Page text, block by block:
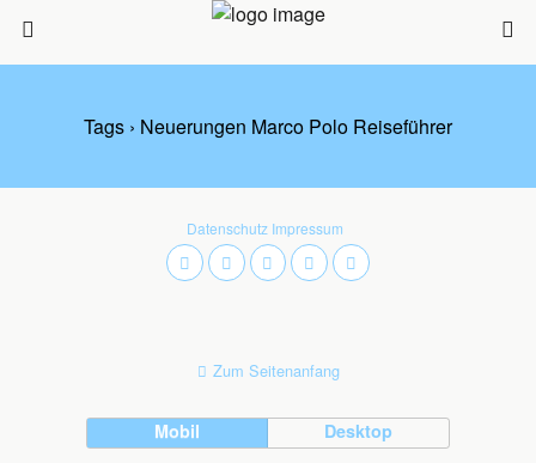
Tags › Neuerungen Marco Polo Reiseführer
Datenschutz Impressum
Zum Seitenanfang
Mobil Desktop